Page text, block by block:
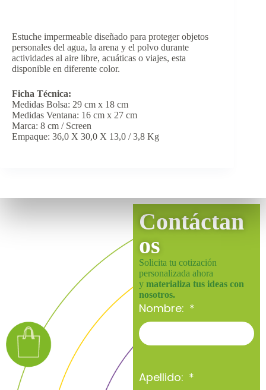
Estuche impermeable diseñado para proteger objetos
personales del agua, la arena y el polvo durante
actividades al aire libre, acuáticas o viajes, esta
disponible en diferente color.
Ficha Técnica:
Medidas Bolsa: 29 cm x 18 cm
Medidas Ventana: 16 cm x 27 cm
Marca: 8 cm / Screen
Empaque: 36,0 X 30,0 X 13,0 / 3,8 Kg
Contáctan
os
Solicita tu cotización
personalizada ahora
y materializa tus ideas con
nosotros.
Nombre:
Apellido: